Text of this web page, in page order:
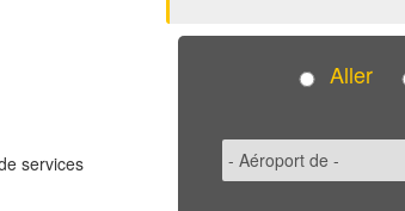
services
Aller